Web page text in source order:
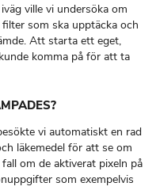
ville vi undersöka om
som ska upptäcka och
Att starta ett eget,
komma på för att ta
vi automatiskt en rad
läkemedel för att se om
om de aktiverat pixeln på
som exempelvis